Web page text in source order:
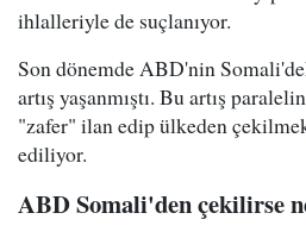
ihlalleriyle de suçlanıyor.
Son dönemde ABD'nin
artış yaşanmıştı. Bu artış
"zafer" ilan edip ülkeden
ediliyor.
ABD Somali'den çekilirse